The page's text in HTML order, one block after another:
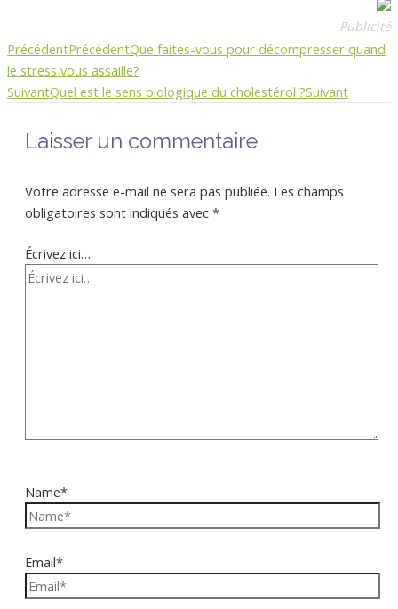
Publicité
PrécédentPrécédentQue faites-vous pour décompresser quand
le stress vous assaille?
SuivantQuel est le sens biologique du cholestérol ?Suivant
Laisser un commentaire
Votre adresse e-mail ne sera pas publiée. Les champs
obligatoires sont indiqués avec *
Écrivez ici…
Name*
Email*